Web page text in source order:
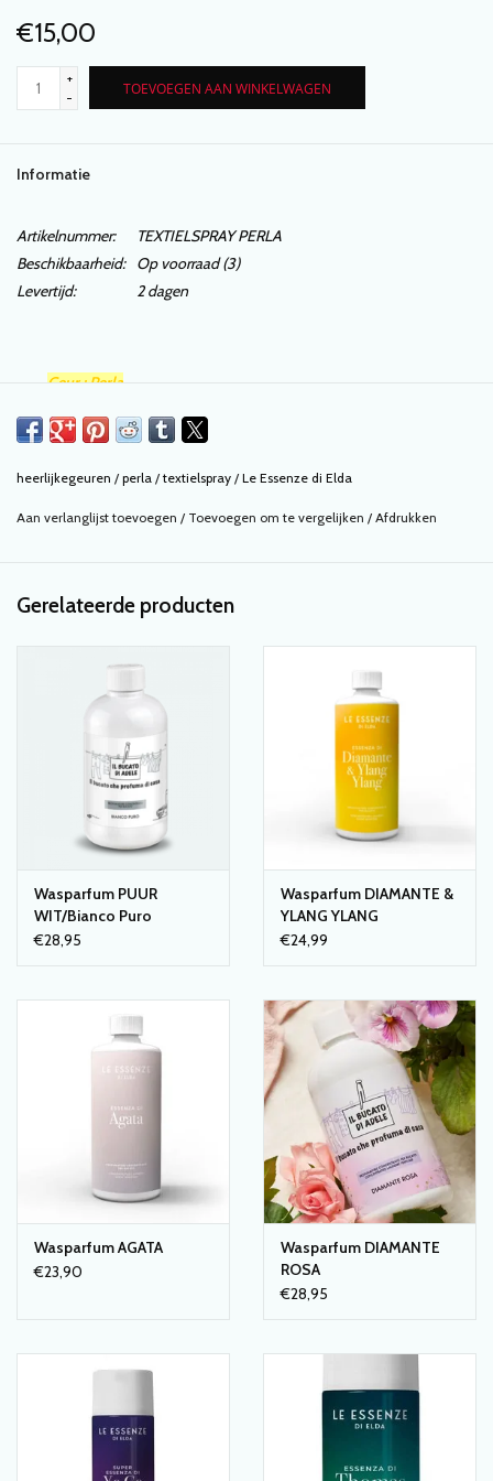
€15,00
+
-
TOEVOEGEN AAN WINKELWAGEN
Informatie
Artikelnummer:
TEXTIELSPRAY PERLA
Beschikbaarheid:
Op voorraad(3)
Levertijd:
2 dagen
Geur : Perla
400 ml
gordijnen, kussens en plaids,....
Met deze handige spray laat je nare geurtjes verdwijnen
zoals geuren van huisdieren of van het koken. Ook op het
toilet erg handig.
De interieurspray kun je natuurlijk ook gebruiken in je
slaapkamer. De spray gebruik je om je huis lekker fris te
laten ruiken of ongewenste geurtjes te laten verdwijnen.
interieurspray is ook handig te gebruiken in bijvoorbeeld
een salon of studio aan huis.
heerlijkegeuren / perla / textielspray / Le Essenze di Elda
Aan verlanglijst toevoegen / Toevoegen om te vergelijken / Afdrukken
Gerelateerde producten
Wasparfum PUUR
WIT/Bianco Puro
€28,95
Wasparfum DIAMANTE &
YLANG YLANG
€24,99
Wasparfum AGATA
€23,90
Wasparfum DIAMANTE
ROSA
€28,95